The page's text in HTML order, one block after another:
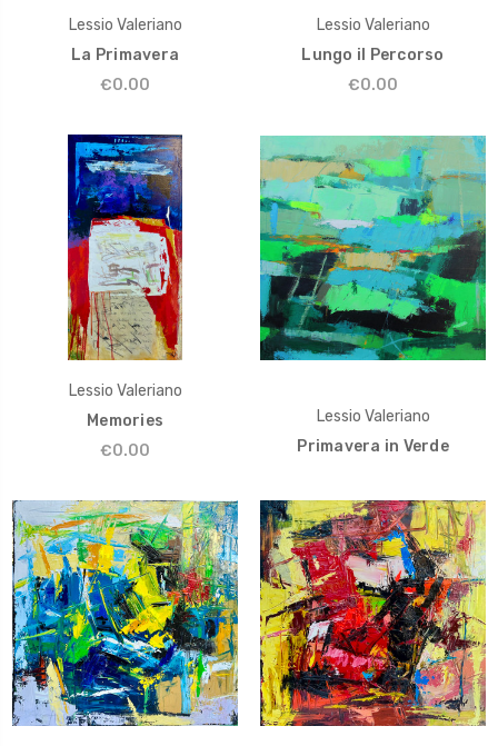
Lessio Valeriano
La Primavera
€0.00
Lessio Valeriano
Lungo il Percorso
€0.00
Lessio Valeriano
Memories
€0.00
Lessio Valeriano
Primavera in Verde